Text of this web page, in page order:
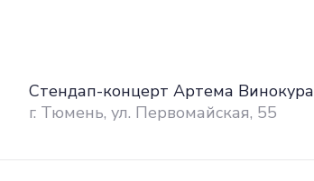
Стендап-концерт Артема Винокура
г. Тюмень, ул. Первомайская, 55